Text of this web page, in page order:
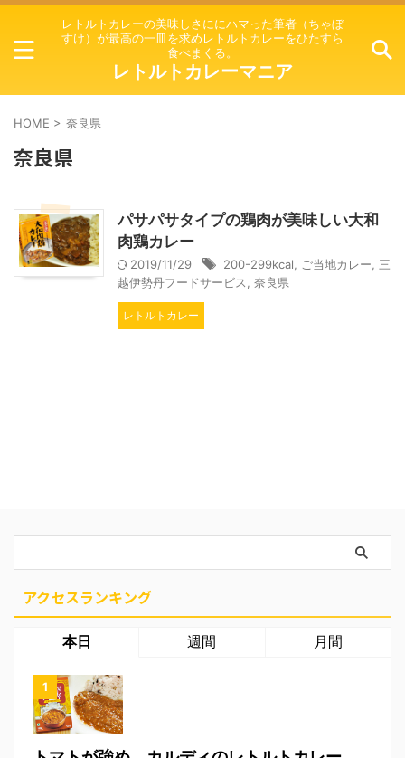
レトルトカレーの美味しさににハマった筆者（ちゃぼ
すけ）が最高の一皿を求めレトルトカレーをひたすら
食べまくる。
レトルトカレーマニア
HOME > 奈良県
奈良県
パサパサタイプの鶏肉が美味しい大和
肉鶏カレー
2019/11/29 200-299kcal ご当地カレー
三
越伊勢丹フードサービス
奈良県
レトルトカレー
アクセスランキング
本日 週間 月間